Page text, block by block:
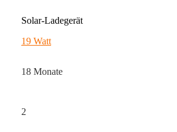
Solar-Ladegerät
19 Watt
18 Monate
2